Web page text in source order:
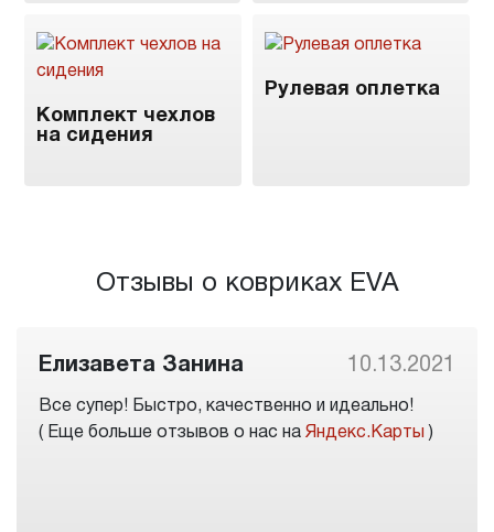
Комплект чехлов
на сидения
Рулевая оплетка
Отзывы о ковриках EVA
Елизавета Занина 10.13.2021
Все супер! Быстро, качественно и идеально!
( Еще больше отзывов о нас на Яндекс.Карты )